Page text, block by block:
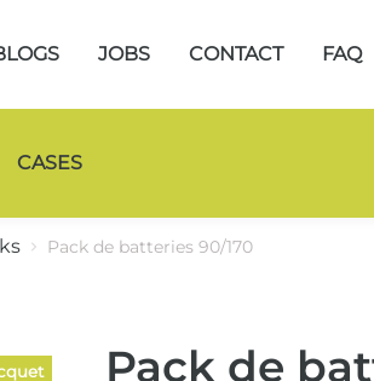
JOBS CONTACT FAQ
CASES
Pack de batteries 90/170
Pack de